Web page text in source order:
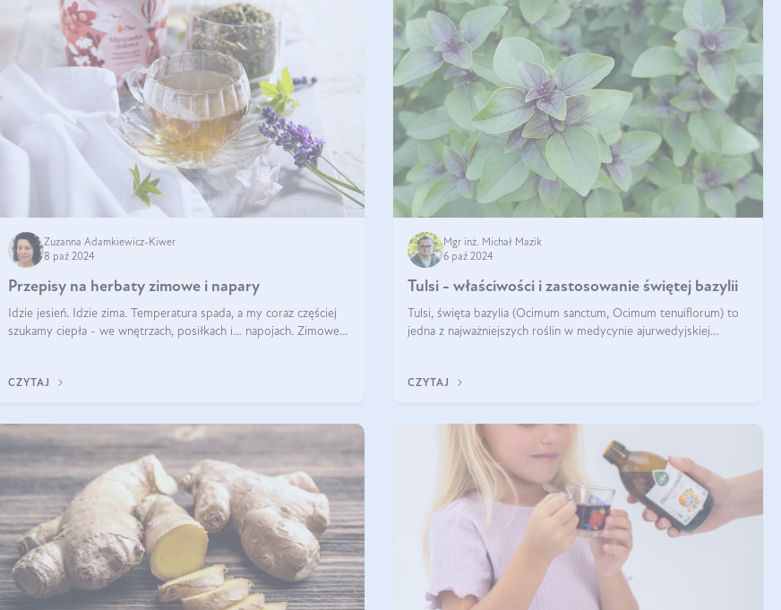
Zuzanna Adamkiewicz-Kiwer
8 paź 2024
Przepisy na herbaty zimowe i napary
Idzie jesień. Idzie zima. Temperatura spada, a my coraz częściej
szukamy ciepła - we wnętrzach, posiłkach i… napojach. Zimowe
CZYTAJ
Mgr inż. Michał Mazik
6 paź 2024
Tulsi - właściwości i zastosowanie świętej bazylii
Tulsi, święta bazylia (Ocimum sanctum, Ocimum tenuiflorum) to
jedna z najważniejszych roślin w medycynie ajurwedyjskiej
CZYTAJ